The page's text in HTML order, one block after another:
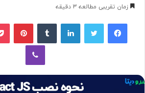
زمان تقریبی مطالعه 3 دقیقه
فیسبوک لینکداین پینتریست
وایبر